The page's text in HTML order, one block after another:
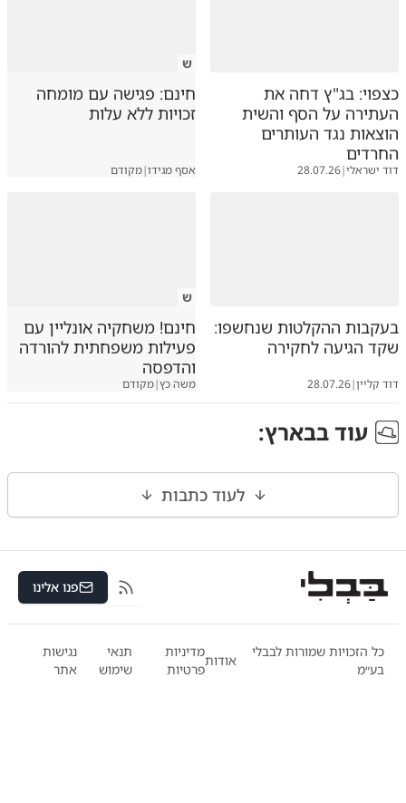
כצפוי: בג"ץ דחה את
העתירה על הסף והשית
הוצאות נגד העותרים
החרדים
דוד ישראלי|
28.07.26
ש
חינם: פגישה עם מומחה
זכויות ללא עלות
אסף מגידו|מקודם
בעקבות ההקלטות שנחשפו:
שקד הגיעה לחקירה
דוד קליין|
28.07.26
ש
חינם! משחקיה אונליין עם
פעילות משפחתית להורדה
והדפסה
משה כץ|מקודם
עוד בבארץ:
לעוד כתבות
RSS פנו אלינו
כל הזכויות שמורות לבבלי
בע״מ
אודות
מדיניות
פרטיות
תנאי
שימוש
נגישות
אתר